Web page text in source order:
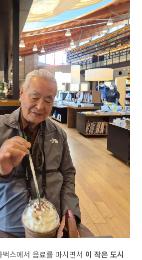
스에서 음료를 마시면서 이 작은 도시